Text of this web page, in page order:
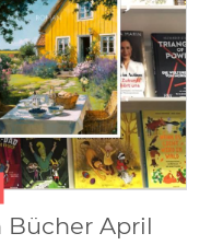
Bücher April